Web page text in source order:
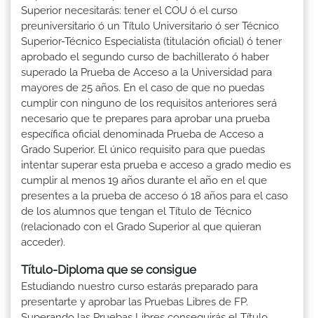
Superior necesitarás: tener el COU ó el curso
preuniversitario ó un Título Universitario ó ser Técnico
Superior-Técnico Especialista (titulación oficial) ó tener
aprobado el segundo curso de bachillerato ó haber
superado la Prueba de Acceso a la Universidad para
mayores de 25 años. En el caso de que no puedas
cumplir con ninguno de los requisitos anteriores será
necesario que te prepares para aprobar una prueba
específica oficial denominada Prueba de Acceso a
Grado Superior. El único requisito para que puedas
intentar superar esta prueba e acceso a grado medio es
cumplir al menos 19 años durante el año en el que
presentes a la prueba de acceso ó 18 años para el caso
de los alumnos que tengan el Título de Técnico
(relacionado con el Grado Superior al que quieran
acceder).
Título-Diploma que se consigue
Estudiando nuestro curso estarás preparado para
presentarte y aprobar las Pruebas Libres de FP.